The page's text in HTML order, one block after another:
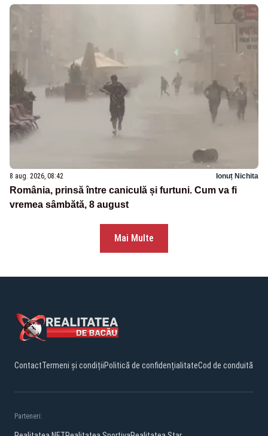
8 aug. 2026, 08:42 Ionuț Nichita
România, prinsă între caniculă și furtuni. Cum va fi
vremea sâmbătă, 8 august
Mai Multe
ContactTermeni și condițiiPolitică de confidențialitateCod de conduită
Parteneri: